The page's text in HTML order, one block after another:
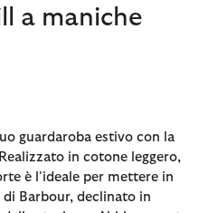
a maniche
guardaroba estivo con la
in cotone leggero,
è l'ideale per mettere in
Barbour, declinato in